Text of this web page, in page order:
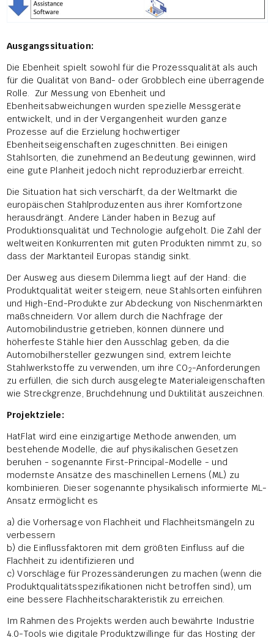
Ausgangssituation:
Die Ebenheit spielt sowohl für die Prozessqualität als auch
für die Qualität von Band- oder Grobblech eine überragende
Rolle. Zur Messung von Ebenheit und
Ebenheitsabweichungen wurden spezielle Messgeräte
entwickelt, und in der Vergangenheit wurden ganze
Prozesse auf die Erzielung hochwertiger
Ebenheitseigenschaften zugeschnitten. Bei einigen
Stahlsorten, die zunehmend an Bedeutung gewinnen, wird
eine gute Planheit jedoch nicht reproduzierbar erreicht.
Die Situation hat sich verschärft, da der Weltmarkt die
europäischen Stahlproduzenten aus ihrer Komfortzone
herausdrängt. Andere Länder haben in Bezug auf
Produktionsqualität und Technologie aufgeholt. Die Zahl der
weltweiten Konkurrenten mit guten Produkten nimmt zu, so
dass der Marktanteil Europas ständig sinkt.
Der Ausweg aus diesem Dilemma liegt auf der Hand: die
Produktqualität weiter steigern, neue Stahlsorten einführen
und High-End-Produkte zur Abdeckung von Nischenmärkten
maßschneidern. Vor allem durch die Nachfrage der
Automobilindustrie getrieben, können dünnere und
höherfeste Stähle hier den Ausschlag geben, da die
Automobilhersteller gezwungen sind, extrem leichte
Stahlwerkstoffe zu verwenden, um ihre CO2-Anforderungen
zu erfüllen, die sich durch ausgelegte Materialeigenschaften
wie Streckgrenze, Bruchdehnung und Duktilität auszeichnen.
Projektziele:
HatFlat wird eine einzigartige Methode anwenden, um
bestehende Modelle, die auf physikalischen Gesetzen
beruhen - sogenannte First-Principal-Modelle - und
modernste Ansätze des maschinellen Lernens (ML) zu
kombinieren. Dieser sogenannte physikalisch informierte ML-
Ansatz ermöglicht es
a) die Vorhersage von Flachheit und Flachheitsmängeln zu
verbessern
b) die Einflussfaktoren mit dem größten Einfluss auf die
Flachheit zu identifizieren und
c) Vorschläge für Prozessänderungen zu machen (wenn die
Produktqualitätsspezifikationen nicht betroffen sind), um
eine bessere Flachheitscharakteristik zu erreichen.
Im Rahmen des Projekts werden auch bewährte Industrie
4.0-Tools wie digitale Produktzwillinge für das Hosting der